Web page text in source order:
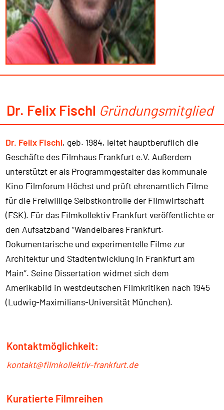
Dr. Felix Fischl Gründungsmitglied
Dr. Felix Fischl, geb. 1984, leitet hauptberuflich die
Geschäfte des Filmhaus Frankfurt e.V. Außerdem
unterstützt er als Programmgestalter das kommunale
Kino Filmforum Höchst und prüft ehrenamtlich Filme
für die Freiwillige Selbstkontrolle der Filmwirtschaft
(FSK). Für das Filmkollektiv Frankfurt veröffentlichte er
den Aufsatzband “Wandelbares Frankfurt.
Dokumentarische und experimentelle Filme zur
Architektur und Stadtentwicklung in Frankfurt am
Main”. Seine Dissertation widmet sich dem
Amerikabild in westdeutschen Filmkritiken nach 1945
(Ludwig-Maximilians-Universität München).
Kontaktmöglichkeit:
kontakt@filmkollektiv-frankfurt.de
Kuratierte Filmreihen